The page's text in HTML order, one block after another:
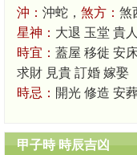
沖： 沖蛇， 煞方： 煞
星神： 大退 玉堂 貴
時宜： 蓋屋 移徙 安
求財 見貴 訂婚 嫁娶
時忌： 開光 修造 安
甲子時 時辰吉凶